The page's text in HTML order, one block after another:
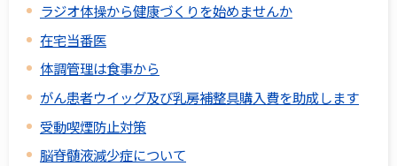
ラジオ体操から健康づくりを始めませんか
在宅当番医
体調管理は食事から
がん患者ウイッグ及び乳房補整具購入費を助成します
受動喫煙防止対策
脳脊髄液減少症について